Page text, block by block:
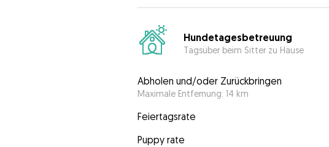
Hundetagesbetreuung
Tagsüber beim Sitter zu Hause
Abholen und/oder Zurückbringen
Maximale Entfernung: 14 km
Feiertagsrate
Puppy rate